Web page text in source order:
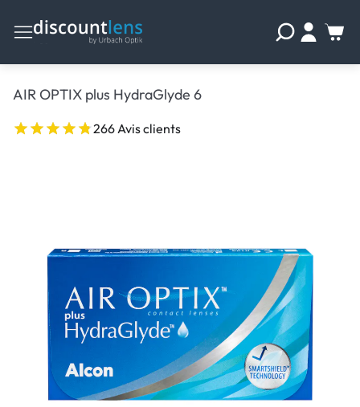
AIR OPTIX plus HydraGlyde 6
266 Avis clients